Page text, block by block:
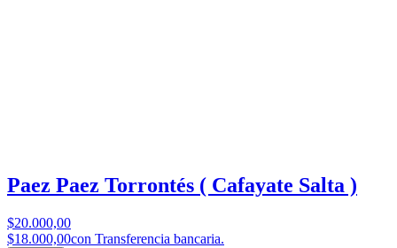
Paez Paez Torrontés ( Cafayate Salta )
$20.000,00
$18.000,00con Transferencia bancaria.